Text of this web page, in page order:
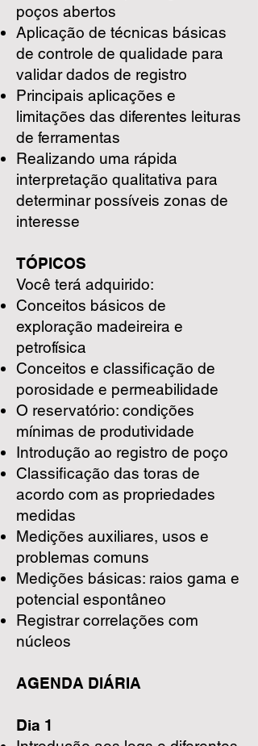
poços abertos
Aplicação de técnicas básicas
de controle de qualidade para
validar dados de registro
Principais aplicações e
limitações das diferentes leituras
de ferramentas
Realizando uma rápida
interpretação qualitativa para
determinar possíveis zonas de
interesse
TÓPICOS
Você terá adquirido:
Conceitos básicos de
exploração madeireira e
petrofísica
Conceitos e classificação de
porosidade e permeabilidade
O reservatório: condições
mínimas de produtividade
Introdução ao registro de poço
Classificação das toras de
acordo com as propriedades
medidas
Medições auxiliares, usos e
problemas comuns
Medições básicas: raios gama e
potencial espontâneo
Registrar correlações com
núcleos
AGENDA DIÁRIA
Dia 1